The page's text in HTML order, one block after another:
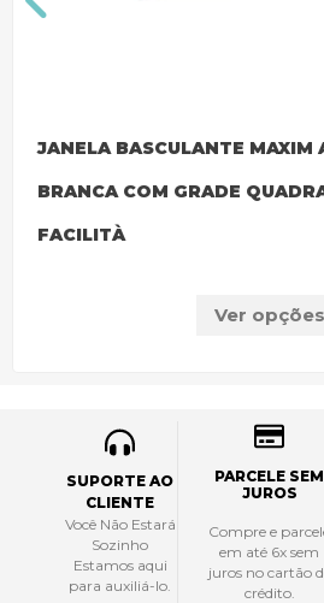
JANELA BASCULANTE MAXIM
BRANCA COM GRADE
FACILITÀ
Ver opções
SUPORTE AO
CLIENTE
Você Não Estará
Sozinho
Estamos aqui
para auxiliá-lo.
PARCELE SEM
JUROS
Compre e
em até 6x sem
juros no cartão
crédito.